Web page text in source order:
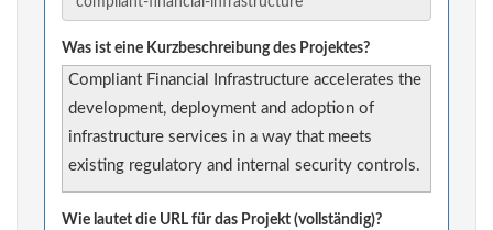
Was ist eine Kurzbeschreibung des Projektes?
Compliant Financial Infrastructure accelerates the
development, deployment and adoption of
infrastructure services in a way that meets
existing regulatory and internal security controls.
Wie lautet die URL für das Projekt (vollständig)?